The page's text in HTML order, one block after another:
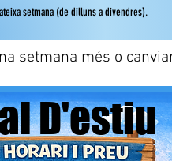
setmana (de dilluns a divendres).
setmana més o
D'estiu
D'estiu